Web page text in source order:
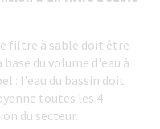
filtre à sable doit être
du volume d'eau à
: l'eau du bassin doit
toutes les 4
du secteur.